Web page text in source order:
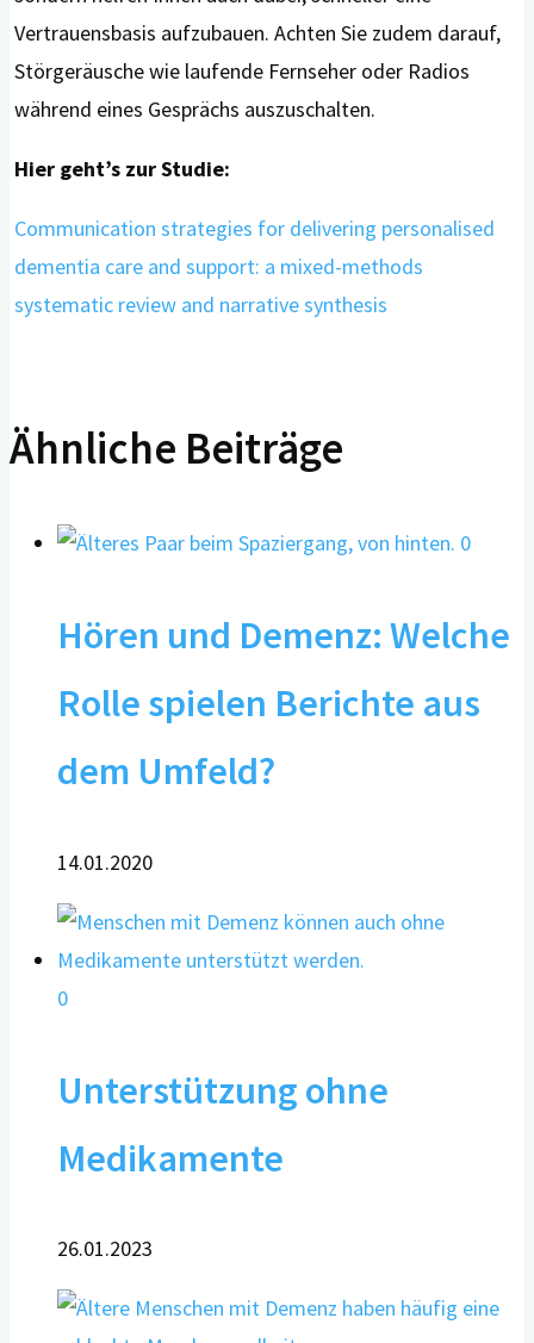
Vertrauensbasis aufzubauen. Achten Sie zudem darauf,
Störgeräusche wie laufende Fernseher oder Radios
während eines Gesprächs auszuschalten.
Hier geht’s zur Studie:
Communication strategies for delivering personalised
dementia care and support: a mixed-methods
systematic review and narrative synthesis
Ähnliche Beiträge
0
Hören und Demenz: Welche
Rolle spielen Berichte aus
dem Umfeld?
14.01.2020
0
Unterstützung ohne
Medikamente
26.01.2023